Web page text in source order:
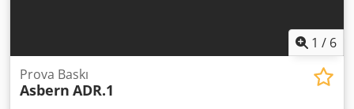
1 / 6
Prova Baskı
Asbern ADR.1